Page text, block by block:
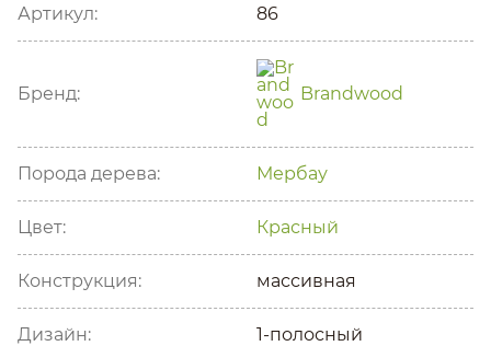
Артикул: 86
Бренд: Brandwood
Порода дерева: Мербау
Цвет: Красный
Конструкция: массивная
Дизайн: 1-полосный